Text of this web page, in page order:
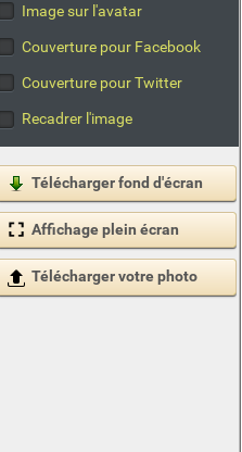
Image sur l'avatar
Couverture pour Facebook
Couverture pour Twitter
Recadrer l'image
Télécharger fond d'écran
Affichage plein écran
Télécharger votre photo